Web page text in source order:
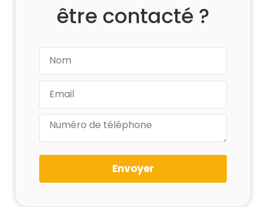
être contacté ?
Envoyer